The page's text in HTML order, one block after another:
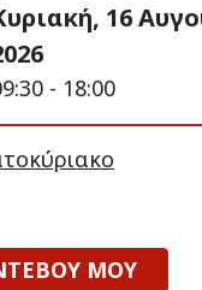
16
- 18:00
ΜΟΥ